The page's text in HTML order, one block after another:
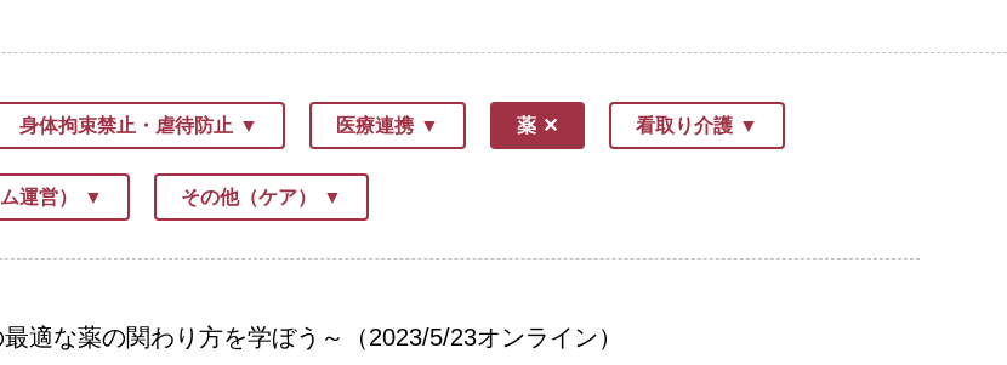
身体拘束禁止・虐待防止 医療連携 薬 看取り介護
運営） その他（ケア）
適な薬の関わり方を学ぼう～（2023/5/23オンライン）